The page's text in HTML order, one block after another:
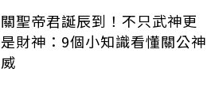
關聖帝君誕辰到！不只武神更
是財神：9個小知識看懂關公神
威